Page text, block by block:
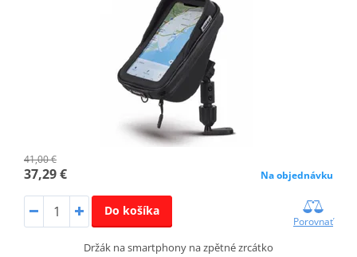
41,00 €
37,29 € Na objednávku
Do košíka
Porovnať
Držák na smartphony na zpětné zrcátko